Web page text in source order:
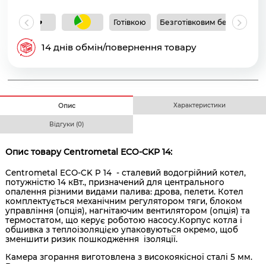
Готівкою Безготівковим без ПДВ
14 днів обмін/повернення товару
Опис Характеристики
Відгуки (0)
Опис товару Centrometal ECO-CKP 14:
Centrometal ECO-CK P 14 - сталевий водогрійний котел,
потужністю 14 кВт., призначений для центрального
опалення різними видами палива: дрова, пелети. Котел
комплектується механічним регулятором тяги, блоком
управління (опція), нагнітаючим вентилятором (опція) та
термостатом, що керує роботою насосу.Корпус котла і
обшивка з теплоізоляцією упаковуються окремо, щоб
зменшити ризик пошкодження ізоляції.
Камера згорання виготовлена з високоякісної сталі 5 мм.